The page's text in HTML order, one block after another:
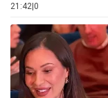
21:42|0